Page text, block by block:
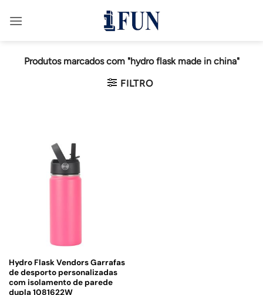
para
Produtos marcados com "hydro flask made in china"
FILTRO
Hydro Flask Vendors Garrafas
de desporto personalizadas
com isolamento de parede
dupla 1081622W